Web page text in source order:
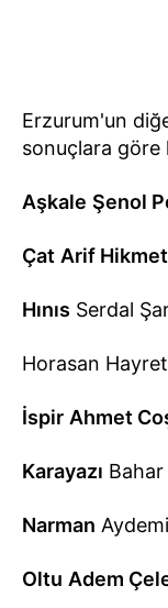
Erzurum'un
sonuçlara göre
Aşkale Şenol
Çat Arif Hikmet
Hınıs Serdal
Horasan
İspir Ahmet
Karayazı
Narman
Oltu Adem